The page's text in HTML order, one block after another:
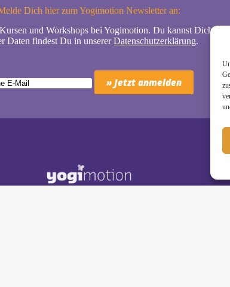
Dich hier zum Yogimotion Newsletter an:
und Workshops bei Yogimotion. Du kannst Dich
Daten findest Du in unsererDatenschutzerklärung.